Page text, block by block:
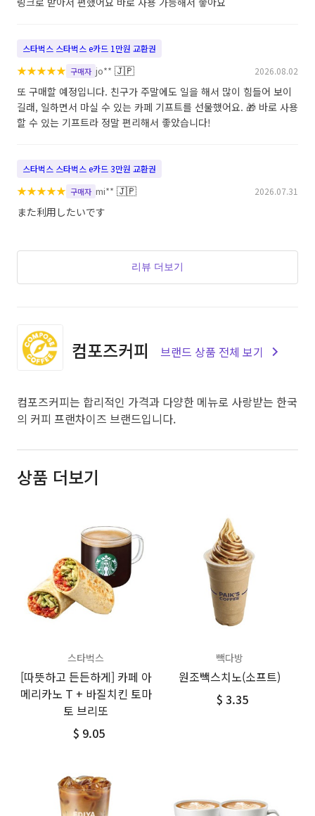
스타벅스 스타벅스 e카드 1만원 교환권
★★★★★ 구매자 jo** 🇯🇵 2026.08.02
또 구매할 예정입니다. 친구가 주말에도 일을 해서 많이 힘들어 보이
길래, 일하면서 마실 수 있는 카페 기프트를 선물했어요. 🎁 바로 사용
할 수 있는 기프트라 정말 편리해서 좋았습니다!
스타벅스 스타벅스 e카드 3만원 교환권
★★★★★ 구매자 mi** 🇯🇵 2026.07.31
また利用したいです
리뷰 더보기
컴포즈커피 브랜드 상품 전체 보기
컴포즈커피는 합리적인 가격과 다양한 메뉴로 사랑받는 한국
의 커피 프랜차이즈 브랜드입니다.
상품 더보기
스타벅스
[따뜻하고 든든하게] 카페 아
메리카노 T + 바질치킨 토마
토 브리또
$ 9.05
빽다방
원조빽스치노(소프트)
$ 3.35